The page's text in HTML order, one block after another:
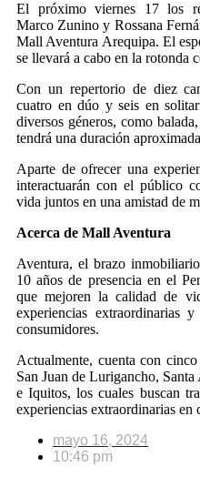
El próximo viernes 17 los
Marco Zunino y Rossana
Mall Aventura Arequipa. El
se llevará a cabo en la rotonda
Con un repertorio de diez
cuatro en dúo y seis en
diversos géneros, como
tendrá una duración
Aparte de ofrecer una
interactuarán con el público
vida juntos en una amistad de
Acerca de Mall Aventura
Aventura, el brazo
10 años de presencia en el
que mejoren la calidad de
experiencias extraordinarias
consumidores.
Actualmente, cuenta con
San Juan de Lurigancho,
e Iquitos, los cuales buscan
experiencias extraordinarias en
mayo 16, 2024
10:46 pm